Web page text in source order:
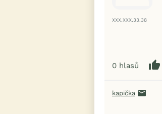
XXX.XXX.33.38
0 hlasů
kapička